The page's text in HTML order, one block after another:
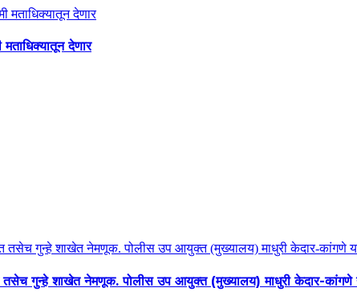
देणार
तसेच गुन्हे शाखेत नेमणूक. पोलीस उप आयुक्त (मुख्यालय) माधुरी केदार-